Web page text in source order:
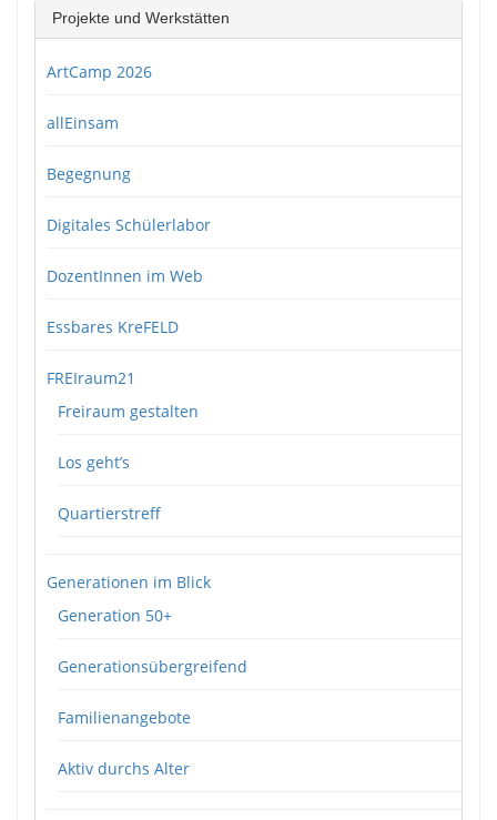
Projekte und Werkstätten
ArtCamp 2026
allEinsam
Begegnung
Digitales Schülerlabor
DozentInnen im Web
Essbares KreFELD
FREIraum21
Freiraum gestalten
Los geht’s
Quartierstreff
Generationen im Blick
Generation 50+
Generationsübergreifend
Familienangebote
Aktiv durchs Alter